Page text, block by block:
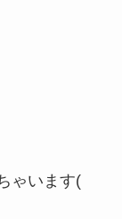
ゃいます(